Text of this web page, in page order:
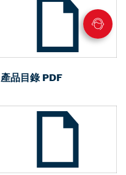
產品目錄 PDF